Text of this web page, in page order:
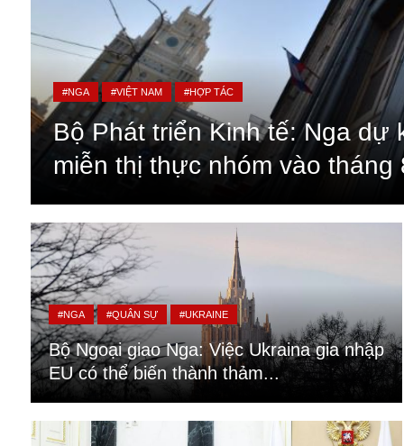
An ninh
Anh
Australia
Amazon
Army Games
Angela Merkel
#NGA #VIỆT NAM #HỢP TÁC
Bộ Phát triển Kinh tế: Nga dự
miễn thị thực nhóm vào tháng
#NGA #QUÂN SỰ #UKRAINE
Bộ Ngoại giao Nga: Việc Ukraina gia nhập
EU có thể biến thành thảm...